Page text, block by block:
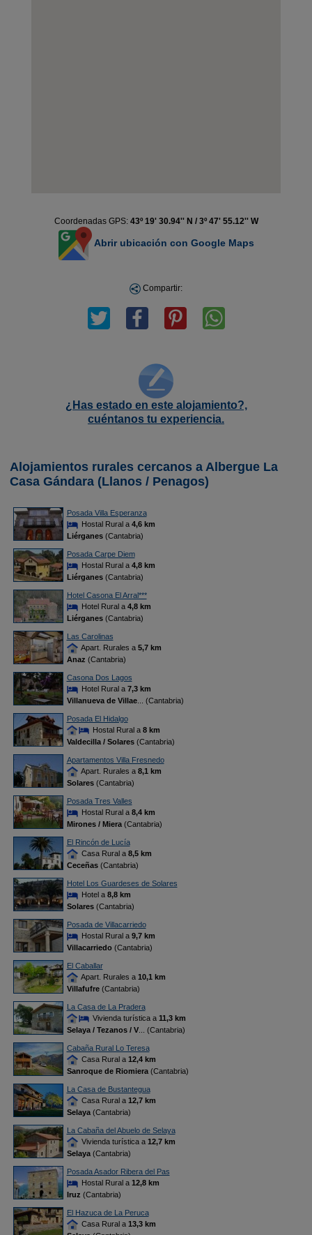
Coordenadas GPS: 43º 19' 30.94'' N / 3º 47' 55.12'' W
Abrir ubicación con Google Maps
Compartir:
¿Has estado en este alojamiento?,
cuéntanos tu experiencia.
Alojamientos rurales cercanos a Albergue La
Casa Gándara (Llanos / Penagos)
Posada Villa Esperanza
Hostal Rural a 4,6 km
Liérganes(Cantabria)
Posada Carpe Diem
Hostal Rural a 4,8 km
Liérganes(Cantabria)
Hotel Casona El Arral***
Hotel Rural a 4,8 km
Liérganes(Cantabria)
Las Carolinas
Apart. Rurales a 5,7 km
Anaz (Cantabria)
Casona Dos Lagos
Hotel Rural a 7,3 km
Villanueva de Villae... (Cantabria)
Posada El Hidalgo
Hostal Rural a 8 km
Valdecilla / Solares(Cantabria)
Apartamentos Villa Fresnedo
Apart. Rurales a 8,1 km
Solares(Cantabria)
Posada Tres Valles
Hostal Rural a 8,4 km
Mirones / Miera(Cantabria)
El Rincón de Lucía
Casa Rural a 8,5 km
Ceceñas(Cantabria)
Hotel Los Guardeses de Solares
Hotel a 8,8 km
Solares(Cantabria)
Posada de Villacarriedo
Hostal Rural a 9,7 km
Villacarriedo(Cantabria)
El Caballar
Apart. Rurales a 10,1 km
Villafufre(Cantabria)
La Casa de La Pradera
Vivienda turística a 11,3 km
Selaya / Tezanos / V... (Cantabria)
Cabaña Rural Lo Teresa
Casa Rural a 12,4 km
Sanroque de Riomiera(Cantabria)
La Casa de Bustantegua
Casa Rural a 12,7 km
Selaya(Cantabria)
La Cabaña del Abuelo de Selaya
Vivienda turística a 12,7 km
Selaya(Cantabria)
Posada Asador Ribera del Pas
Hostal Rural a 12,8 km
Iruz (Cantabria)
El Hazuca de La Peruca
Casa Rural a 13,3 km